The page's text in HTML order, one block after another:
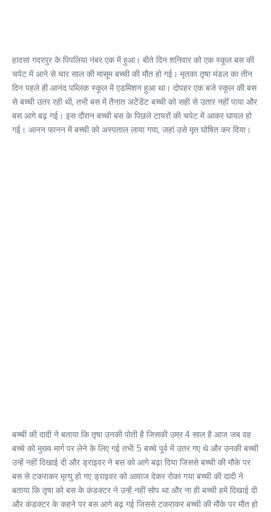
हादसा गदरपुर के पिपलिया नंबर एक में हुआ। बीते दिन शनिवार को एक स्कूल बस की
चपेट में आने से चार साल की मासूम बच्ची की मौत हो गई। मृतका तृषा मंडल का तीन
दिन पहले ही आनंद पब्लिक स्कूल में एडमिशन हुआ था। दोपहर एक बजे स्कूल की बस
से बच्ची उतर रही थी, तभी बस में तैनात अटेंडेंट बच्ची को सही से उतार नहीं पाया और
बस आगे बढ़ गई। इस दौरान बच्ची बस के पिछले टायरों की चपेट में आकर घायल हो
गई। आनन फानन में बच्ची को अस्पताल लाया गया, जहां उसे मृत घोषित कर दिया।
बच्ची की दादी ने बताया कि तृषा उनकी पोती है जिसकी उम्र 4 साल है आज जब वह
बच्चे को मुख्य मार्ग पर लेने के लिए गई तभी 5 बच्चे पूर्व में उतर गए थे और उनकी बच्ची
उन्हें नहीं दिखाई दी और ड्राइवर ने बस को आगे बढ़ा दिया जिससे बच्ची की मौके पर
बस से टकराकर मृत्यु हो गए ड्राइवर को आवाज देकर रोका गया बच्ची की दादी ने
बताया कि तृषा को बस के कंडक्टर ने उन्हें नहीं सोप था और ना ही बच्ची हमें दिखाई दी
और कंडक्टर के कहने पर बस आगे बढ़ गई जिससे टकराकर बच्ची की मौके पर मौत हो